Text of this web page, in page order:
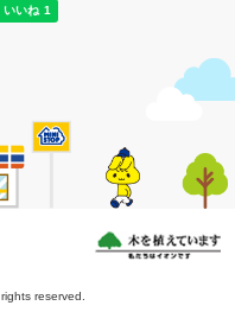
reserved.